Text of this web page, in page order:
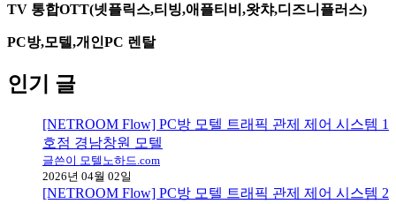
TV 통합OTT(넷플릭스,티빙,애플티비,왓챠,디즈니플러스)
PC방,모텔,개인PC 렌탈
인기 글
[NETROOM Flow] PC방 모텔 트래픽 관제 제어 시스템 1
호점 경남창원 모텔
글쓴이 모텔노하드.com
2026년 04월 02일
[NETROOM Flow] PC방 모텔 트래픽 관제 제어 시스템 2